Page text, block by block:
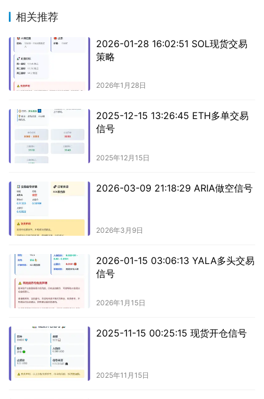
相关推荐
2026-01-28 16:02:51 SOL现货交易
策略
2026年1月28日
2025-12-15 13:26:45 ETH多单交易
信号
2025年12月15日
2026-03-09 21:18:29 ARIA做空信号
2026年3月9日
2026-01-15 03:06:13 YALA多头交易
信号
2026年1月15日
2025-11-15 00:25:15 现货开仓信号
2025年11月15日